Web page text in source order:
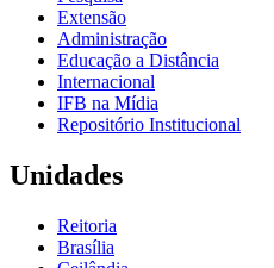
Extensão
Administração
Educação a Distância
Internacional
IFB na Mídia
Repositório Institucional
Unidades
Reitoria
Brasília